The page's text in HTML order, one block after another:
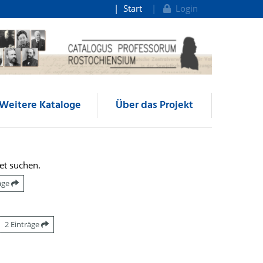
Start Login
Kataloge Über das Projekt
suchen.
2 Einträge